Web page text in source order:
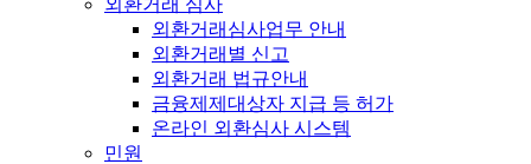
외환거래심사업무 안내
외환거래별 신고
외환거래 법규안내
금융제제대상자 지급 등 허가
온라인 외환심사 시스템
민원